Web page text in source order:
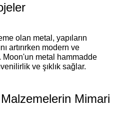
olan metal, yapıların
artırırken modern ve
metal hammadde
ve şıklık sağlar.
Malzemelerin Mimari